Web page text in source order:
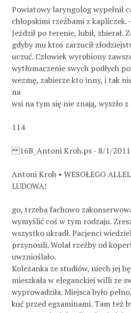
Powiatowy laryngolog wypełnił
chłopskimi rzeźbami z kapliczek.
Jeździł po terenie, lubił, zbierał.
gdyby mu ktoś zarzucił
uczuć. Człowiek wyrobiony
wytłumaczenie swych podłych
wezmę, zabierze kto inny, i tak
na
wsi na tym się nie znają, wyszło
114
16B_Antoni Kroh.ps - 8/1/2011
Antoni Kroh • WESOŁEGO
LUDOWA!
go, trzeba fachowo
wymyślić coś w tym rodzaju.
wszystko ukradł. Pacjenci
przynosili. Wolał rzeźby od
uwznioślało.
Koleżanka ze studiów, niech jej
mieszkała w eleganckiej willi ze
wyprowadziła. Miejsca było
kuć przed egzaminami. Tam też